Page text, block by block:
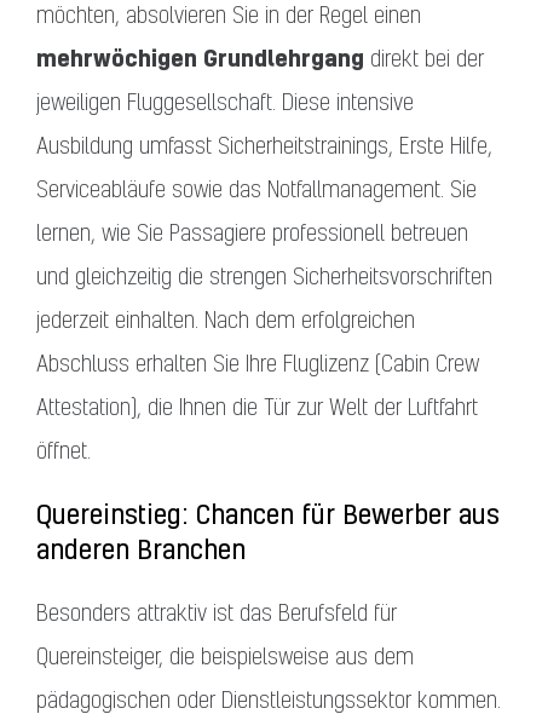
möchten, absolvieren Sie in der Regel einen
mehrwöchigen Grundlehrgang direkt bei der
jeweiligen Fluggesellschaft. Diese intensive
Ausbildung umfasst Sicherheitstrainings, Erste Hilfe,
Serviceabläufe sowie das Notfallmanagement. Sie
lernen, wie Sie Passagiere professionell betreuen
und gleichzeitig die strengen Sicherheitsvorschriften
jederzeit einhalten. Nach dem erfolgreichen
Abschluss erhalten Sie Ihre Fluglizenz (Cabin Crew
Attestation), die Ihnen die Tür zur Welt der Luftfahrt
öffnet.
Quereinstieg: Chancen für Bewerber aus
anderen Branchen
Besonders attraktiv ist das Berufsfeld für
Quereinsteiger, die beispielsweise aus dem
pädagogischen oder Dienstleistungssektor kommen.